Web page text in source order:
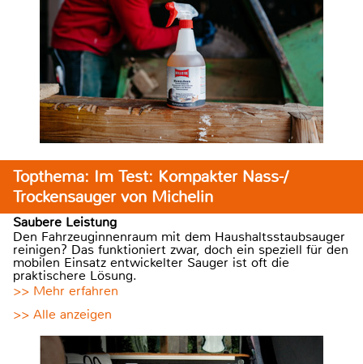
Topthema: Im Test: Kompakter Nass-/
Trockensauger von Michelin
Saubere Leistung
Den Fahrzeuginnenraum mit dem Haushaltsstaubsauger
reinigen? Das funktioniert zwar, doch ein speziell für den
mobilen Einsatz entwickelter Sauger ist oft die
praktischere Lösung.
>> Mehr erfahren
>> Alle anzeigen